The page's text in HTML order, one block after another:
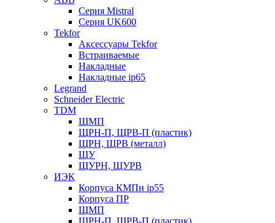
Серия Mistral
Серия UK600
Tekfor
Аксессуары Tekfor
Встраиваемые
Накладные
Накладные ip65
Legrand
Schneider Electric
TDM
ЩМП
ЩРН-П, ЩРВ-П (пластик)
ЩРН, ЩРВ (металл)
ЩУ
ЩУРН, ЩУРВ
ИЭК
Корпуса КМПн ip55
Корпуса ПР
ЩМП
ЩРН-П, ЩРВ-П (пластик)